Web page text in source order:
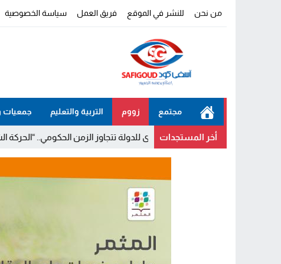
من نحن للنشر في الموقع فريق العمل سياسة الخصوصية
مجتمع زووم التربية والتعليم جمعيات
أخر المستجدات
المشاريع الكبرى للدولة تتجاوز الزمن الحكومي.. “الحركة الشعبية” يثمن